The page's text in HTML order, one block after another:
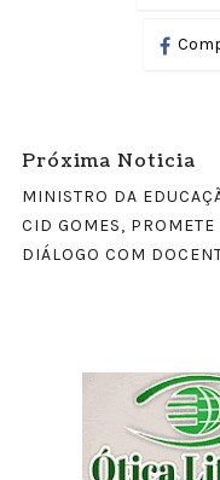
Próxima Noticia
MINISTRO DA
CID GOMES, PROMETE
DIÁLOGO COM